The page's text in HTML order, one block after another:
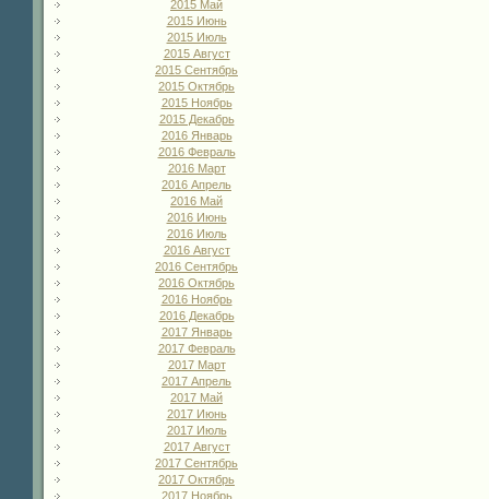
2015 Май
2015 Июнь
2015 Июль
2015 Август
2015 Сентябрь
2015 Октябрь
2015 Ноябрь
2015 Декабрь
2016 Январь
2016 Февраль
2016 Март
2016 Апрель
2016 Май
2016 Июнь
2016 Июль
2016 Август
2016 Сентябрь
2016 Октябрь
2016 Ноябрь
2016 Декабрь
2017 Январь
2017 Февраль
2017 Март
2017 Апрель
2017 Май
2017 Июнь
2017 Июль
2017 Август
2017 Сентябрь
2017 Октябрь
2017 Ноябрь